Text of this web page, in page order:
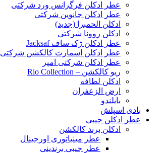
عطر ادکلن فرگرانس ورد شرکتی
عطر ادکلن جانوین شرکتی
ادکلن الحمبرا (جدید)
ادکلن روونا شرکتی
عطر ادکلن ژک‌ ساف Jacksaf
عطر ادکلن اسمارت کالکشن شرکتی
عطر ادکلن شرکتی امپر
ریو کالکشن – Rio Collection
ادکلن لطافه
ارض الزعفران
بایلندو
بادی اسپلش
عطر ادکلن جیبی
ادکلن برند کالکشن
عطر مینیاتوری اورجینال
عطر جیبی برندینی